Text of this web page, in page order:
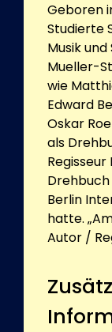
Geboren
Studierte
Musik
Mueller-
wie
Edward
Oskar
als
Drehbuch
Berlin
hatte.
Autor /